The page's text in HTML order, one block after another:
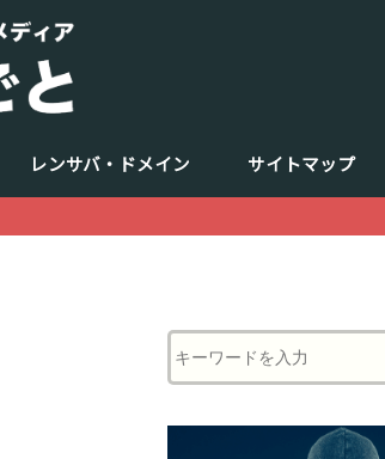
レンサバ・ドメイン サイトマップ